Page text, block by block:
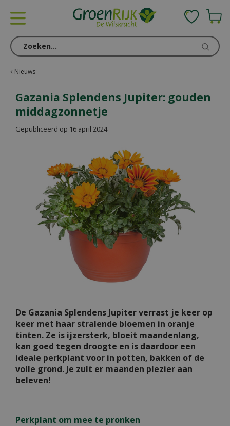
Nieuws
Gazania Splendens Jupiter: gouden
middagzonnetje
Gepubliceerd op 16 april 2024
De Gazania Splendens Jupiter verrast je keer op
keer met haar stralende bloemen in oranje
tinten. Ze is ijzersterk, bloeit maandenlang,
kan goed tegen droogte en is daardoor een
ideale perkplant voor in potten, bakken of de
volle grond. Je zult er maanden plezier aan
beleven!
Perkplant om mee te pronken